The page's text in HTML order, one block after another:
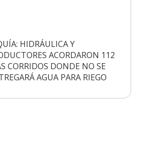
HIDRÁULICA Y
ACORDARON 112
CORRIDOS DONDE NO SE
AGUA PARA RIEGO